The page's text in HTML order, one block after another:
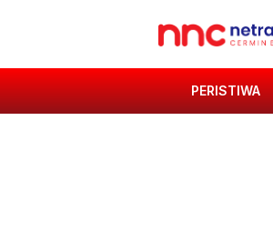
PERISTIWA